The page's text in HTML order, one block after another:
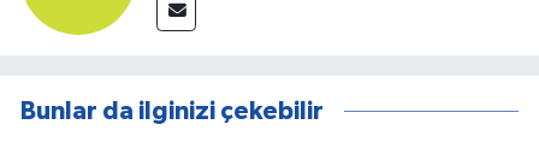
Bunlar da ilginizi çekebilir